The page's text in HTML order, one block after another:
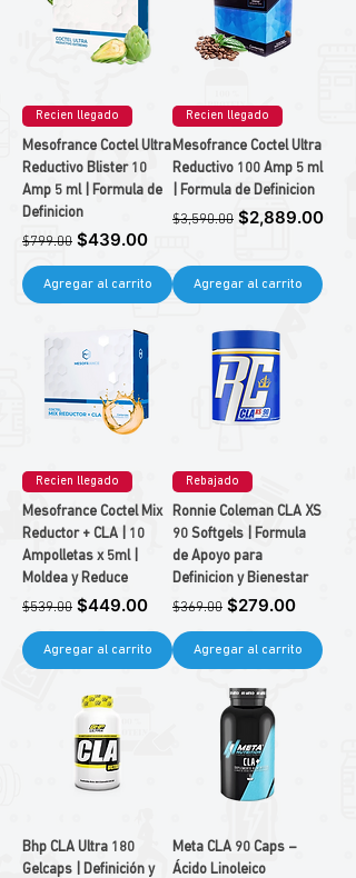
Recien llegado
Mesofrance Coctel Ultra
Reductivo Blister 10
Amp 5 ml | Formula de
Definicion
Precio
$799.00 Precio de oferta
$439.00
Agregar al carrito
Recien llegado
Mesofrance Coctel Ultra
Reductivo 100 Amp 5 ml
| Formula de Definicion
Precio
$3,590.00 Precio de
$2,889.00
Agregar al carrito
Recien llegado
Mesofrance Coctel Mix
Reductor + CLA | 10
Ampolletas x 5ml |
Moldea y Reduce
Precio
$539.00 Precio de oferta
$449.00
Agregar al carrito
Rebajado
Ronnie Coleman CLA XS
90 Softgels | Formula
de Apoyo para
Definicion y Bienestar
Precio
$369.00 Precio de oferta
$279.00
Agregar al carrito
Bhp CLA Ultra 180
Gelcaps | Definición y
Meta CLA 90 Caps –
Ácido Linoleico